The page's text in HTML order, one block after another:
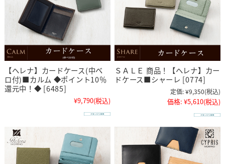
【ヘレナ】カードケース(中ベ
ロ付)■カルム ◆ポイント10％
還元中！◆ [6485]
¥9,790(税込)
ＳＡＬＥ 商品！【ヘレナ】カー
ドケース■シャーレ [0774]
定価:¥9,350(税込)
価格: ¥5,610(税込)